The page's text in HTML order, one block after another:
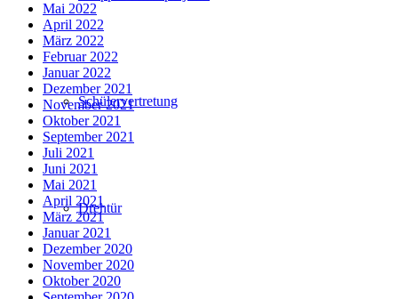
Schülervertretung
Drehtür
Mai 2022
April 2022
März 2022
Februar 2022
Januar 2022
Dezember 2021
November 2021
Oktober 2021
September 2021
Juli 2021
Juni 2021
Mai 2021
April 2021
März 2021
Januar 2021
Dezember 2020
November 2020
Oktober 2020